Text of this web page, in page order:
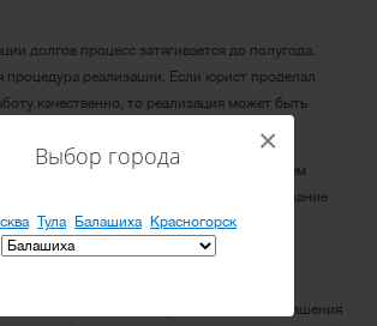
Выбор города
Тула Балашиха Красногорск
×
долгов процесс затягивается до полугода.
процедура реализации. Если юрист проделал
качественно, то реализация может быть
должника затягивается в среднем
После проводится завершающее заседание
долги списываются или нет.
реализацию имущества в счет погашения